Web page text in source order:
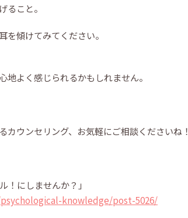
ること。
を傾けてみてください。
地よく感じられるかもしれません。
カウンセリング、お気軽にご相談くださいね！
！にしませんか？」
knowledge/post-5026/